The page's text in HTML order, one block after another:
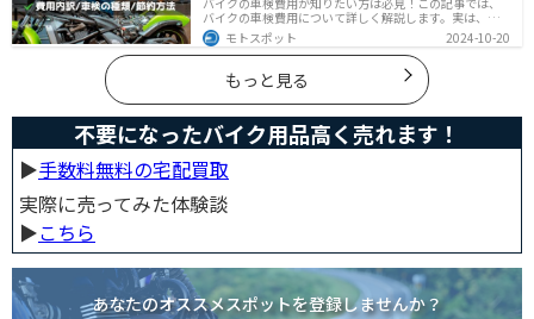
バイクの車検費用について詳しく解説します。実は、バ
イクの車検費用は一般的に20,000～70,000円程度です。
記事を読めば車検費用に関する知識が深まり、費用対効
果が高い車検の計画が可能です。
モトスポット 2024-10-20
もっと見る
不要になったバイク用品高く売れます！
▶︎手数料無料の宅配買取
実際に売ってみた体験談
▶︎こちら
あなたのオススメスポットを登録しませんか？